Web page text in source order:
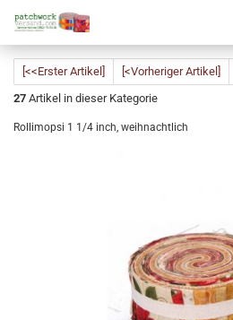
[<<Erster Artikel] [<Vorheriger Artikel]
27 Artikel in dieser Kategorie
Rollimopsi 1 1/4 inch, weihnachtlich